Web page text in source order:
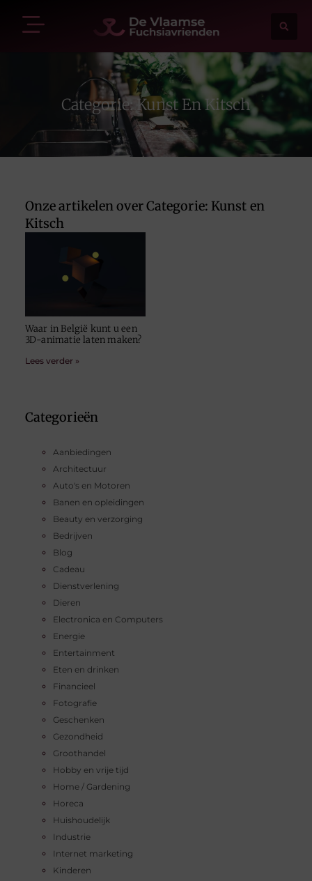
Categorie: Kunst En Kitsch
Categorieën
Aanbiedingen
Architectuur
Auto's en Motoren
Banen en opleidingen
Beauty en verzorging
Bedrijven
Blog
Cadeau
Dienstverlening
Dieren
Electronica en Computers
Energie
Entertainment
Eten en drinken
Financieel
Fotografie
Geschenken
Gezondheid
Groothandel
Hobby en vrije tijd
Home / Gardening
Horeca
Huishoudelijk
Industrie
Internet marketing
Kinderen
Onze artikelen over Categorie: Kunst en
Kitsch
Waar in België kunt u een
3D-animatie laten maken?
Lees verder »